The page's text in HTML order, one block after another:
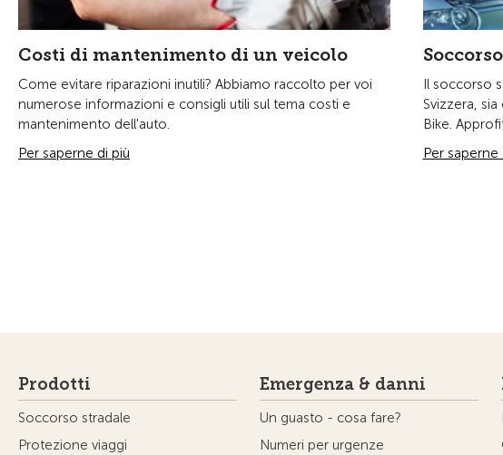
Costi di mantenimento di un veicolo
Come evitare riparazioni inutili? Abbiamo raccolto per voi
numerose informazioni e consigli utili sul tema costi e
mantenimento dell'auto.
Per saperne di più
Il soccorso
Svizzera,
Bike.
Per saperne
Prodotti
Soccorso stradale
Protezione viaggi
Emergenza & danni
Un guasto - cosa fare?
Numeri per urgenze